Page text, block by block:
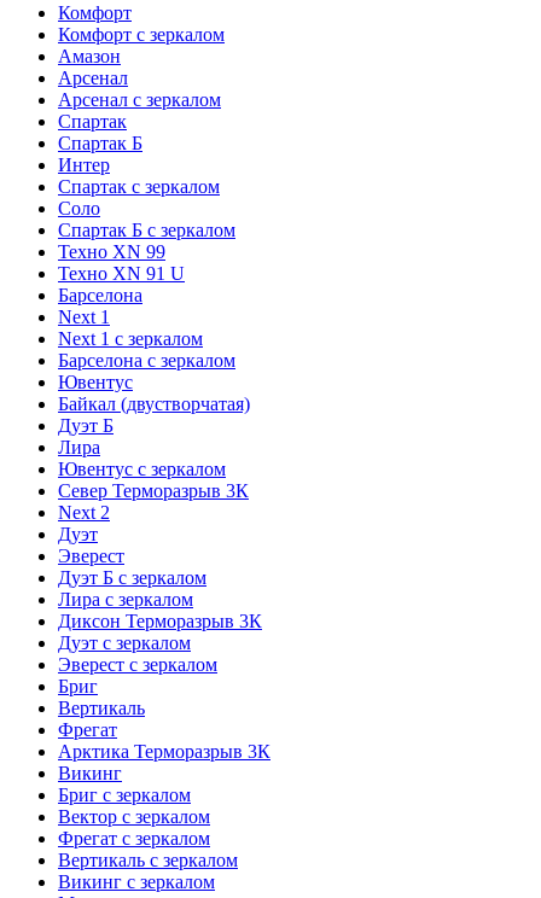
Комфорт
Комфорт с зеркалом
Амазон
Арсенал
Арсенал с зеркалом
Спартак
Спартак Б
Интер
Спартак с зеркалом
Соло
Спартак Б с зеркалом
Техно XN 99
Техно XN 91 U
Барселона
Next 1
Next 1 с зеркалом
Барселона с зеркалом
Ювентус
Байкал (двустворчатая)
Дуэт Б
Лира
Ювентус с зеркалом
Север Терморазрыв 3К
Next 2
Дуэт
Эверест
Дуэт Б с зеркалом
Лира с зеркалом
Диксон Терморазрыв 3К
Дуэт с зеркалом
Эверест с зеркалом
Бриг
Вертикаль
Фрегат
Арктика Терморазрыв 3К
Викинг
Бриг с зеркалом
Вектор с зеркалом
Фрегат с зеркалом
Вертикаль с зеркалом
Викинг с зеркалом